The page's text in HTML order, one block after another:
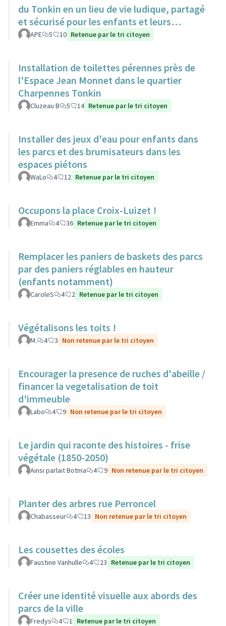
du Tonkin en un lieu de vie ludique, partagé
et sécurisé pour les enfants et leurs
familles.
APE 5 10 Retenue par le tri citoyen
Installation de toilettes pérennes près de
l'Espace Jean Monnet dans le quartier
Charpennes Tonkin
Cluzeau B 5 14 Retenue par le tri citoyen
Installer des jeux d'eau pour enfants dans
les parcs et des brumisateurs dans les
espaces piétons
WaLo 4 12 Retenue par le tri citoyen
Occupons la place Croix-Luizet !
Emma 4 36 Retenue par le tri citoyen
Remplacer les paniers de baskets des parcs
par des paniers réglables en hauteur
(enfants notamment)
CaroleS 4 2 Retenue par le tri citoyen
Végétalisons les toits !
M. 4 3 Non retenue par le tri citoyen
Encourager la presence de ruches d'abeille /
financer la vegetalisation de toit
d'immeuble
Labo 4 9 Non retenue par le tri citoyen
Le jardin qui raconte des histoires - frise
végétale (1850-2050)
Ainsi parlait Botma 4 9 Non retenue par le tri citoyen
Planter des arbres rue Perroncel
Chabasseur 4 13 Non retenue par le tri citoyen
Les cousettes des écoles
Faustine Vanhulle 4 23 Retenue par le tri citoyen
Créer une identité visuelle aux abords des
parcs de la ville
Fredys 4 1 Retenue par le tri citoyen